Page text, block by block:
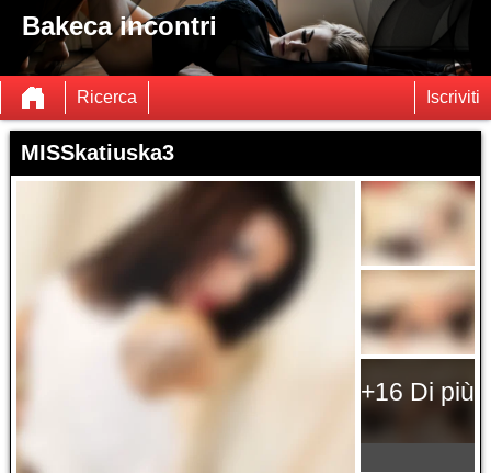
Bakeca incontri
Ricerca Iscriviti
MISSkatiuska3
+16 Di più